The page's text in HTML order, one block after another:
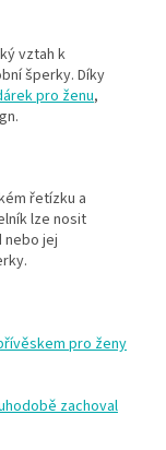
vztah k
šperky. Díky
pro ženu,
řetízku a
lze nosit
nebo jej
pro ženy
zachoval